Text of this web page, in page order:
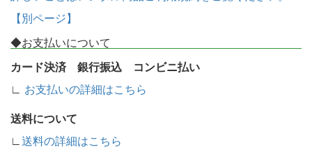
【別ページ】
◆お支払いについて
カード決済 銀行振込 コンビニ払い
∟ お支払いの詳細はこちら
送料について
∟送料の詳細はこちら